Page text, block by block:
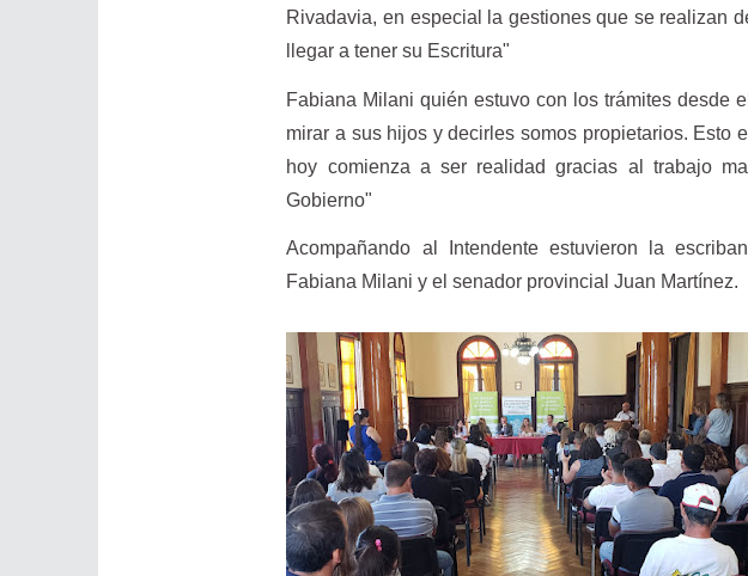
Rivadavia, en especial la gestiones que se realizan
llegar a tener su Escritura"
Fabiana Milani quién estuvo con los trámites desde
mirar a sus hijos y decirles somos propietarios. Esto
hoy comienza a ser realidad gracias al trabajo
Gobierno"
Acompañando al Intendente estuvieron la
Fabiana Milani y el senador provincial Juan Martínez.